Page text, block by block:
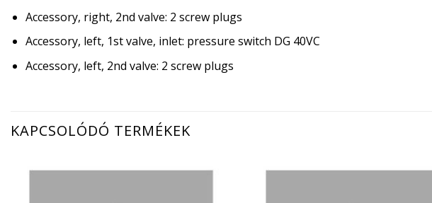
Accessory, right, 2nd valve: 2 screw plugs
Accessory, left, 1st valve, inlet: pressure switch DG 40VC
Accessory, left, 2nd valve: 2 screw plugs
KAPCSOLÓDÓ TERMÉKEK